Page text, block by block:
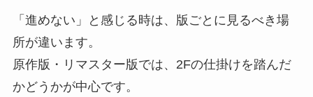
「進めない」と感じる時は、版ごとに見るべき場
所が違います。
原作版・リマスター版では、2Fの仕掛けを踏んだ
かどうかが中心です。